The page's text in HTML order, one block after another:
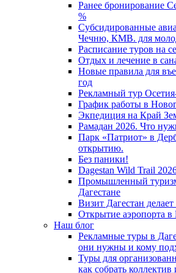
Ранее бронирование
%
Субсидированные
Чечню, КМВ. для
Расписание туров на
Отдых и лечение в
Новые правила для
год
Рекламный тур
График работы в
Экпедиция на Край
Рамадан 2026. Что
Парк «Патриот» в
открытию.
Без паники!
Dagestan Wild Trail
Промышленный
Дагестане
Визит Дагестан
Открытие аэропорта в
Наш блог
Рекламные туры в
они нужны и кому
Туры для
как собрать